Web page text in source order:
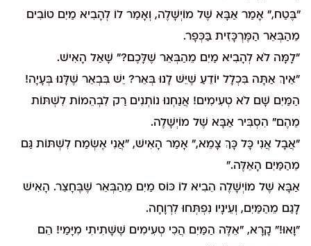
"בֶּטַח," אָמַר אַבָּא שֶׁל מוֹיְשָׁלֶה, וְאָמַר לוֹ לְהָבִיא מַיִם טוֹבִים
מֵהַבְּאֵר הַמֶּרְכָּזִית בַּכְּפָר.
"לָמָּה לֹא לְהָבִיא מַיִם מֵהַבְּאֵר שֶׁלָּכֶם?" שָׁאַל הָאִישׁ.
"אֵיךְ אַתָּה בִּכְלָל יוֹדֵעַ שֶׁיֵּשׁ לָנוּ בְּאֵר? יֵשׁ בִּבְאֵר שֶׁלָּנוּ בְּעָיָה!
הַמַּיִם שָׁם לֹא טְעִימִים! אֲנַחְנוּ נוֹתְנִים רַק לִבְהֵמוֹת לִשְׁתּוֹת
מֵהֶם" הִסְבִּיר אַבָּא שֶׁל מוֹיְשָׁלֶה.
"אֲבָל אֲנִי כָּל כָּךְ צָמֵא," אָמַר הָאִישׁ, "אֲנִי אֶשְׂמַח לִשְׁתּוֹת גַּם
מֵהַמַּיִם הָאֵלֶּה."
אַבָּא שֶׁל מוֹיְשָׁלֶה הֵבִיא לוֹ כּוֹס מַיִם מֵהַבְּאֵר שֶׁבֶּחָצֵר. הָאִישׁ
לָגַם מֵהַמַּיִם, וְעֵינָיו נִפְתְּחוּ לִרְוָחָה.
"וָאוּ!" קָרָא, "אֵלֶּה הַמַּיִם הֲכִי טְעִימִים שֶׁשָּׁתִיתִי מִיָּמַי! הֵם